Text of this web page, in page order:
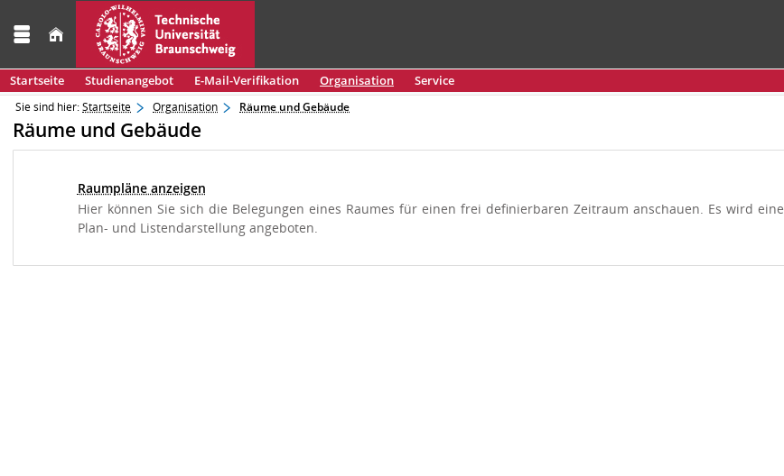
Startseite Studienangebot E-Mail-Verifikation Organisation Service
Sie sind hier:Startseite Organisation Räume und Gebäude
Räume und Gebäude
Raumpläne anzeigen
Hier können Sie sich die Belegungen eines Raumes für einen frei definierbaren Zeitraum anschauen. Es wird eine
Plan- und Listendarstellung angeboten.